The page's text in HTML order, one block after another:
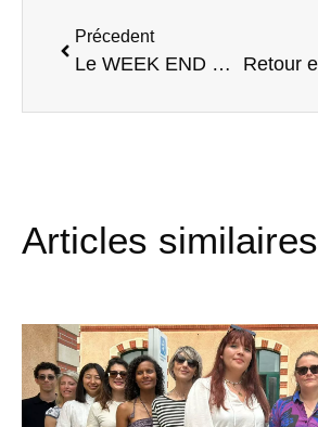
Précedent
Le WEEK END EXPLO- TICKET FOR CHANGE
Articles similaires